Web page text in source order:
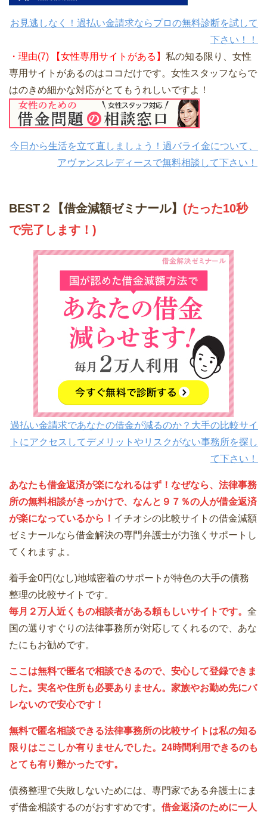
お見逃しなく！過払い金請求ならプロの無料診断を試して
下さい！！
・理由(7) 【女性専用サイトがある】 私の知る限り、女性
専用サイトがあるのはココだけです。女性スタッフならで
はのきめ細かな対応がとてもうれしいですよ！
今日から生活を立て直しましょう！過バライ金について、
アヴァンスレディースで無料相談して下さい！
BEST２【借金減額ゼミナール】 (たった10秒
で完了します！)
過払い金請求であなたの借金が減るのか？大手の比較サイ
トにアクセスしてデメリットやリスクがない事務所を探し
て下さい！
あなたも借金返済が楽になれるはず！なぜなら、法律事務
所の無料相談がきっかけで、なんと９７％の人が借金返済
が楽になっているから！ イチオシの比較サイトの借金減額
ゼミナールなら借金解決の専門弁護士が力強くサポートし
てくれますよ。
着手金0円(なし)地域密着のサポートが特色の大手の債務
整理の比較サイトです。
毎月２万人近くもの相談者がある頼もしいサイトです。 全
国の選りすぐりの法律事務所が対応してくれるので、あな
たにもお勧めです。
ここは無料で匿名で相談できるので、安心して登録できま
した。実名や住所も必要ありません。家族やお勤め先にバ
レないので安心です！
無料で匿名相談できる法律事務所の比較サイトは私の知る
限りはここしか有りませんでした。24時間利用できるのも
とても有り難かったです。
債務整理で失敗しないためには、専門家である弁護士にま
ず借金相談するのがおすすめです。 借金返済のために一人